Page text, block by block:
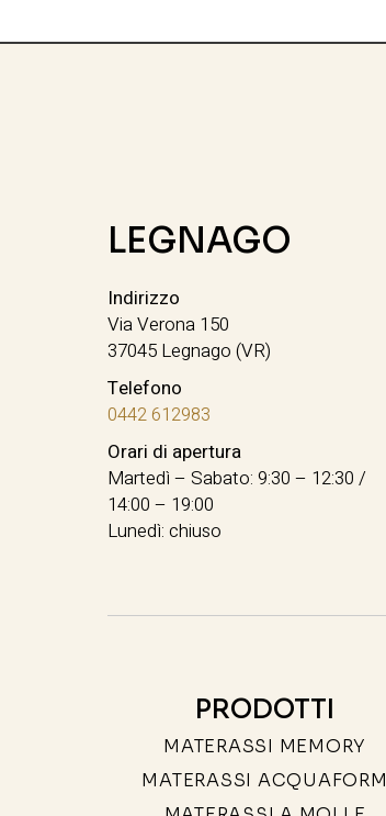
LEGNAGO
Indirizzo
Via Verona 150
37045 Legnago (VR)
Telefono
0442 612983
Orari di apertura
Martedì – Sabato: 9:30 – 12:30 /
14:00 – 19:00
Lunedì: chiuso
PRODOTTI
MATERASSI MEMORY
MATERASSI ACQUAFORM